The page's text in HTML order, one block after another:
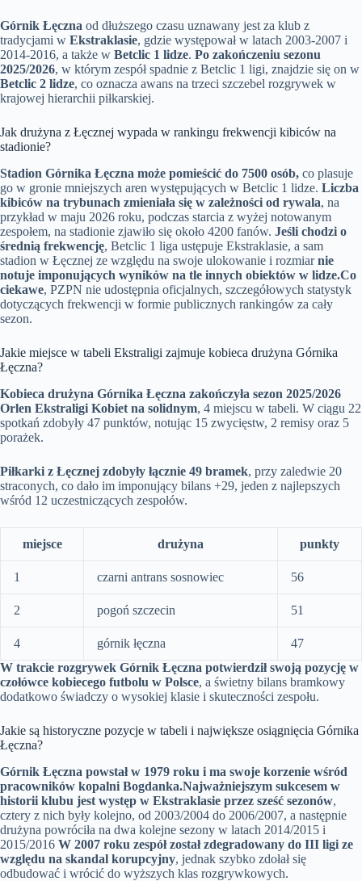
Górnik Łęczna od dłuższego czasu uznawany jest za klub z
tradycjami w Ekstraklasie, gdzie występował w latach 2003-2007 i
2014-2016, a także w Betclic 1 lidze. Po zakończeniu sezonu
2025/2026, w którym zespół spadnie z Betclic 1 ligi, znajdzie się on w
Betclic 2 lidze, co oznacza awans na trzeci szczebel rozgrywek w
krajowej hierarchii piłkarskiej.
Jak drużyna z Łęcznej wypada w rankingu frekwencji kibiców na
stadionie?
Stadion Górnika Łęczna może pomieścić do 7500 osób, co plasuje
go w gronie mniejszych aren występujących w Betclic 1 lidze. Liczba
kibiców na trybunach zmieniała się w zależności od rywala, na
przykład w maju 2026 roku, podczas starcia z wyżej notowanym
zespołem, na stadionie zjawiło się około 4200 fanów. Jeśli chodzi o
średnią frekwencję, Betclic 1 liga ustępuje Ekstraklasie, a sam
stadion w Łęcznej ze względu na swoje ulokowanie i rozmiarnie
notuje imponujących wyników na tle innych obiektów w lidze.Co
ciekawe, PZPN nie udostępnia oficjalnych, szczegółowych statystyk
dotyczących frekwencji w formie publicznych rankingów za cały
sezon.
Jakie miejsce w tabeli Ekstraligi zajmuje kobieca drużyna Górnika
Łęczna?
Kobieca drużyna Górnika Łęczna zakończyła sezon 2025/2026
Orlen Ekstraligi Kobiet na solidnym, 4 miejscu w tabeli. W ciągu 22
spotkań zdobyły 47 punktów, notując 15 zwycięstw, 2 remisy oraz 5
porażek.
Piłkarki z Łęcznej zdobyły łącznie 49 bramek, przy zaledwie 20
straconych, co dało im imponujący bilans +29, jeden z najlepszych
wśród 12 uczestniczących zespołów.
miejsce drużyna punkty
1 czarni antrans sosnowiec 56
2 pogoń szczecin 51
4 górnik łęczna
47
W trakcie rozgrywek Górnik Łęczna potwierdził swoją pozycję w
czołówce kobiecego futbolu w Polsce, a świetny bilans bramkowy
dodatkowo świadczy o wysokiej klasie i skuteczności zespołu.
Jakie są historyczne pozycje w tabeli i największe osiągnięcia Górnika
Łęczna?
Górnik Łęczna powstał w 1979 roku i ma swoje korzenie wśród
pracowników kopalni Bogdanka.Najważniejszym sukcesem w
historii klubu jest występ w Ekstraklasie przez sześć sezonów,
cztery z nich były kolejno, od 2003/2004 do 2006/2007, a następnie
drużyna powróciła na dwa kolejne sezony w latach 2014/2015 i
2015/2016 W 2007 roku zespół został zdegradowany do III ligi ze
względu na skandal korupcyjny, jednak szybko zdołał się
odbudować i wrócić do wyższych klas rozgrywkowych.